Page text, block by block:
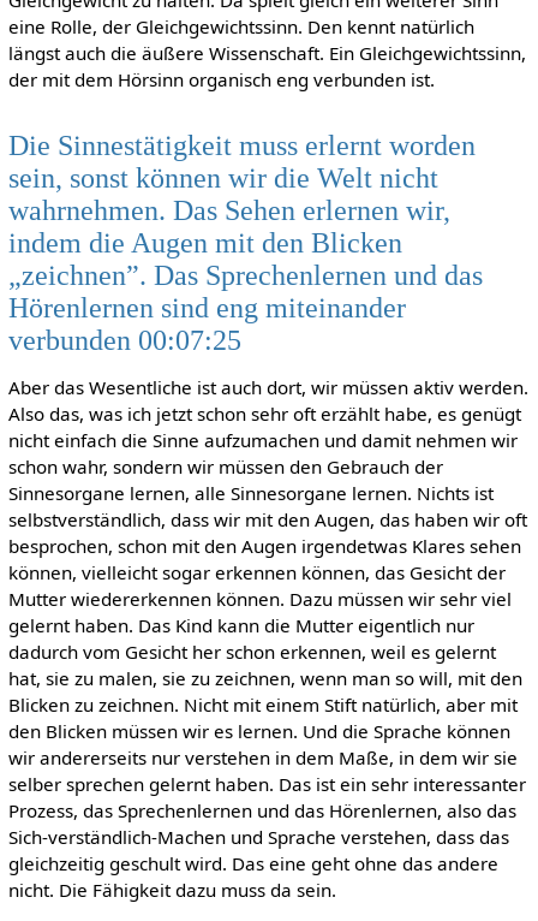
eine Rolle, der Gleichgewichtssinn. Den kennt natürlich
längst auch die äußere Wissenschaft. Ein Gleichgewichtssinn,
der mit dem Hörsinn organisch eng verbunden ist.
Die Sinnestätigkeit muss erlernt worden
sein, sonst können wir die Welt nicht
wahrnehmen. Das Sehen erlernen wir,
indem die Augen mit den Blicken
„zeichnen”. Das Sprechenlernen und das
Hörenlernen sind eng miteinander
verbunden 00:07:25
Aber das Wesentliche ist auch dort, wir müssen aktiv werden.
Also das, was ich jetzt schon sehr oft erzählt habe, es genügt
nicht einfach die Sinne aufzumachen und damit nehmen wir
schon wahr, sondern wir müssen den Gebrauch der
Sinnesorgane lernen, alle Sinnesorgane lernen. Nichts ist
selbstverständlich, dass wir mit den Augen, das haben wir oft
besprochen, schon mit den Augen irgendetwas Klares sehen
können, vielleicht sogar erkennen können, das Gesicht der
Mutter wiedererkennen können. Dazu müssen wir sehr viel
gelernt haben. Das Kind kann die Mutter eigentlich nur
dadurch vom Gesicht her schon erkennen, weil es gelernt
hat, sie zu malen, sie zu zeichnen, wenn man so will, mit den
Blicken zu zeichnen. Nicht mit einem Stift natürlich, aber mit
den Blicken müssen wir es lernen. Und die Sprache können
wir andererseits nur verstehen in dem Maße, in dem wir sie
selber sprechen gelernt haben. Das ist ein sehr interessanter
Prozess, das Sprechenlernen und das Hörenlernen, also das
Sich-verständlich-Machen und Sprache verstehen, dass das
gleichzeitig geschult wird. Das eine geht ohne das andere
nicht. Die Fähigkeit dazu muss da sein.